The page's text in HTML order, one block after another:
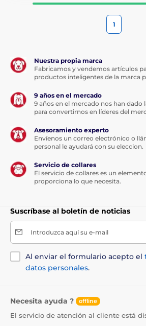
1
Nuestra propia marca
Fabricamos y vendemos artículos
productos inteligentes de la marca
9 años en el mercado
9 años en el mercado nos han dado
para convertirnos en líderes del
Asesoramiento experto
Envíenos un correo electrónico o
personal le ayudará con su eleccion.
Servicio de collares
El servicio de collares es un
proporciona lo que necesita.
Suscríbase al boletín de noticias
Introduzca aquí su e-mail
Al enviar el formulario acepto el
datos personales.
Necesita ayuda ? offline
El servicio de atención al cliente está